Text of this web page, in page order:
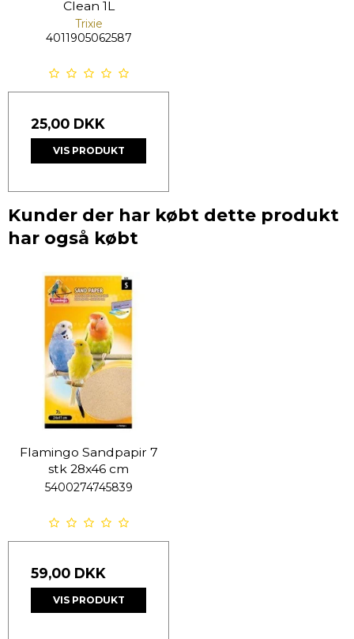
Clean 1L
Trixie
4011905062587
25,00 DKK
VIS PRODUKT
Kunder der har købt dette produkt
har også købt
Flamingo Sandpapir 7
stk 28x46 cm
5400274745839
59,00 DKK
VIS PRODUKT